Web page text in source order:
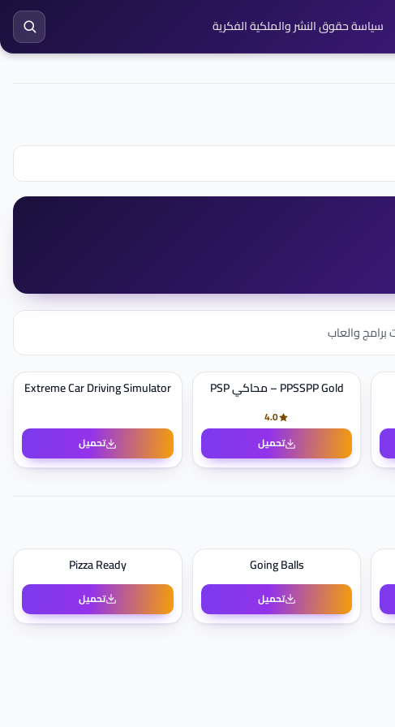
سياسة حقوق النشر والملكية الفكرية
PPSSPP Gold – محاكي PSP
4.0
تحميل
Extreme Car Driving Simulator
تحميل
Going Balls
تحميل
Pizza Ready
تحميل